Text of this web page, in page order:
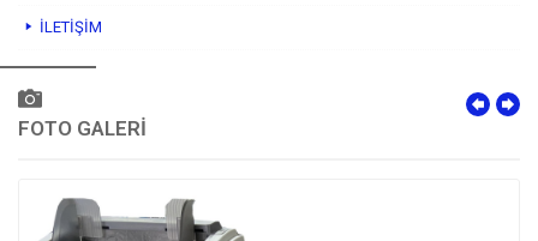
İLETIŞIM
FOTO GALERİ